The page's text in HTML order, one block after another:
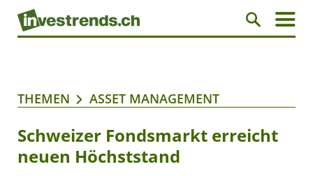
THEMEN ASSET MANAGEMENT
Schweizer Fondsmarkt erreicht
neuen Höchststand